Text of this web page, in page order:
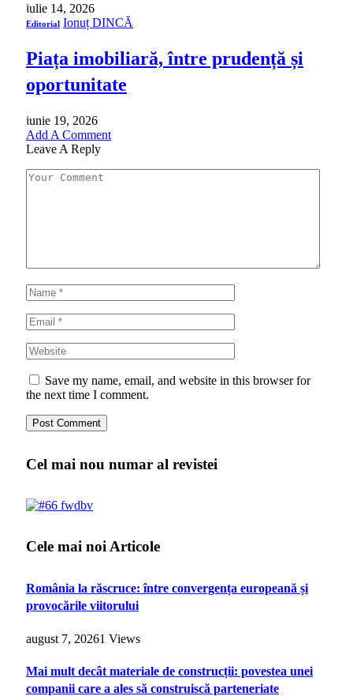
iulie 14, 2026
Editorial Ionuț DINCĂ
Piața imobiliară, între prudență și
oportunitate
iunie 19, 2026
Add A Comment
Leave A Reply
Save my name, email, and website in this browser for
the next time I comment.
Cel mai nou numar al revistei
Cele mai noi Articole
România la răscruce: între convergența europeană și
provocările viitorului
august 7, 20261 Views
Mai mult decât materiale de construcții: povestea unei
companii care a ales să construiscă parteneriate